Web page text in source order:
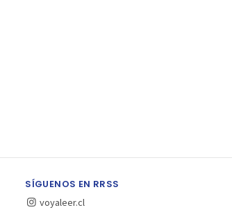
SÍGUENOS EN RRSS
voyaleer.cl